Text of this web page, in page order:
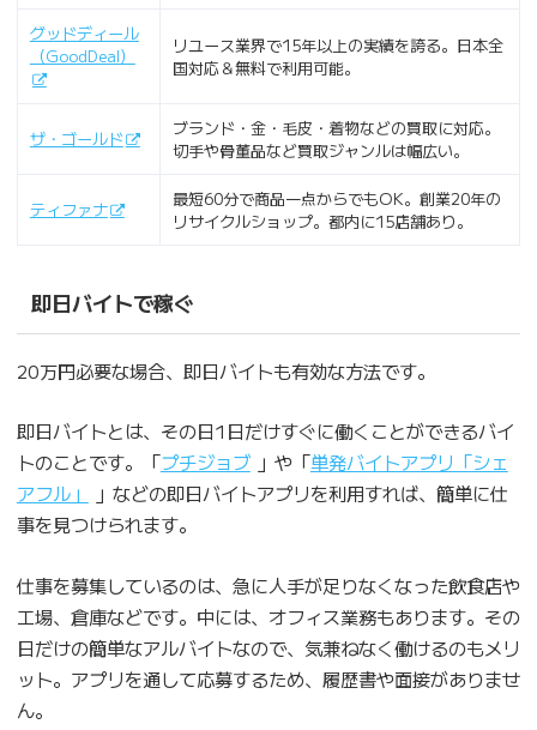
グッドディール
（GoodDeal）
リユース業界で15年以上の実績を誇る。日本全
国対応＆無料で利用可能。
ザ・ゴールド
ブランド・金・毛皮・着物などの買取に対応。
切手や骨董品など買取ジャンルは幅広い。
ティファナ
最短60分で商品一点からでもOK。創業20年の
リサイクルショップ。都内に15店舗あり。
即日バイトで稼ぐ
20万円必要な場合、即日バイトも有効な方法です。
即日バイトとは、その日1日だけすぐに働くことができるバイ
トのことです。「プチジョブ 」や「単発バイトアプリ「シェ
アフル」
」などの即日バイトアプリを利用すれば、簡単に仕
事を見つけられます。
仕事を募集しているのは、急に人手が足りなくなった飲食店や
工場、倉庫などです。中には、オフィス業務もあります。その
日だけの簡単なアルバイトなので、気兼ねなく働けるのもメリ
ット。アプリを通して応募するため、履歴書や面接がありませ
ん。